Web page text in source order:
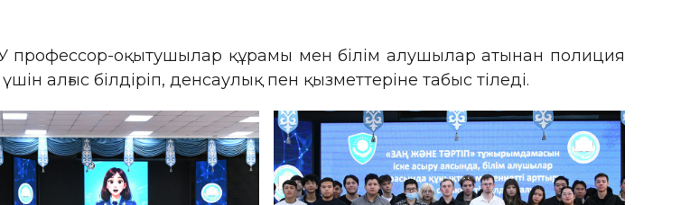
профессор-оқытушылар құрамы мен білім алушылар атынан полиция
алғыс білдіріп, денсаулық пен қызметтеріне табыс тіледі.